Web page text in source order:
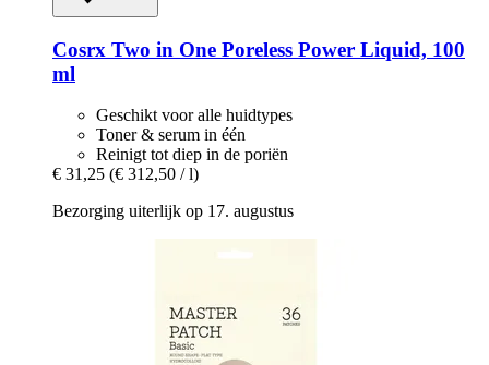
Cosrx Two in One Poreless Power Liquid, 100
ml
Geschikt voor alle huidtypes
Toner & serum in één
Reinigt tot diep in de poriën
€ 31,25 (€ 312,50 / l)
Bezorging uiterlijk op 17. augustus